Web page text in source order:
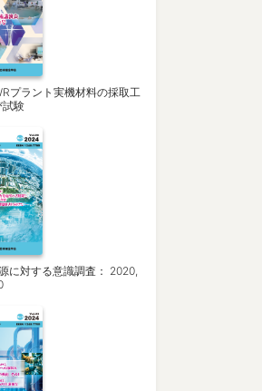
プラント実機材料の採取工
試験
に対する意識調査： 2020,